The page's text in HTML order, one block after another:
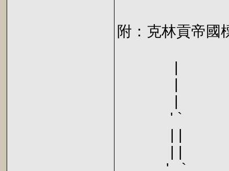
附：克林貢帝國
|
|
|
' `
| |
| |